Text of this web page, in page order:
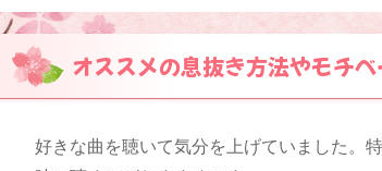
オススメの息抜き方法やモチ
好きな曲を聴いて気分を上げていました。